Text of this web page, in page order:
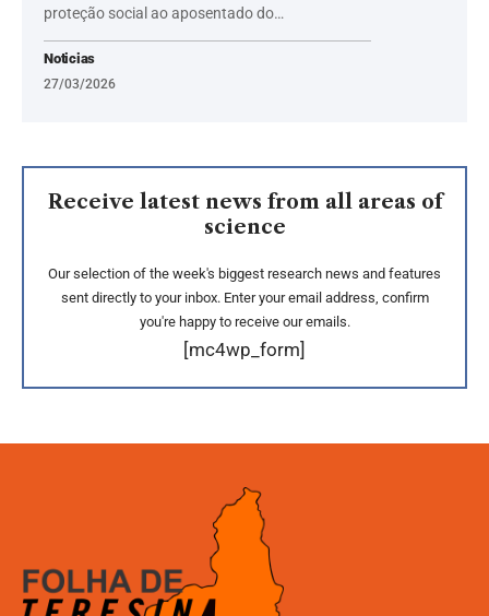
proteção social ao aposentado do…
Noticias
27/03/2026
Receive latest news from all areas of
science
Our selection of the week's biggest research news and features
sent directly to your inbox. Enter your email address, confirm
you're happy to receive our emails.
[mc4wp_form]